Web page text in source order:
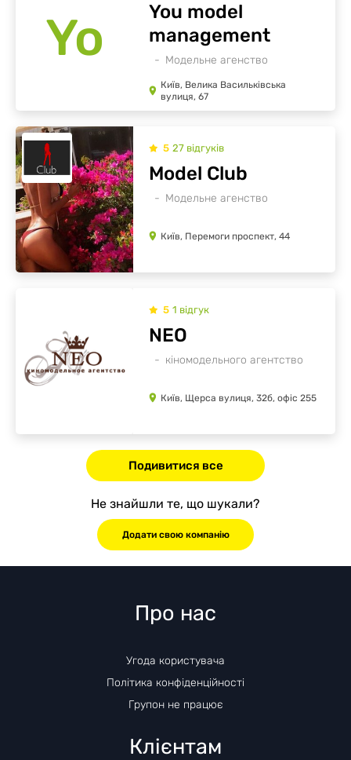
Yo Модельне агенство
You model
management
Київ, Велика Васильківська
вулиця, 67
5 27 відгуків
Модельне агенство
Model Club
Київ, Перемоги проспект, 44
5 1 відгук
кіномодельного агентство
NEO
Київ, Щерса вулиця, 32б, офіс 255
Подивитися все
Не знайшли те, що шукали?
Додати свою компанію
Про нас
Угода користувача
Політика конфіденційності
Групон не працює
Клієнтам